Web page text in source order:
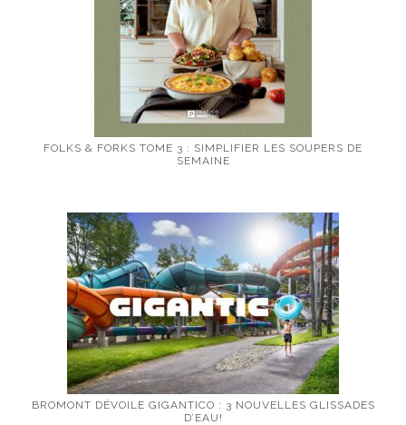
FOLKS & FORKS TOME 3 : SIMPLIFIER LES SOUPERS DE
SEMAINE
BROMONT DÉVOILE GIGANTICO : 3 NOUVELLES GLISSADES
D’EAU!